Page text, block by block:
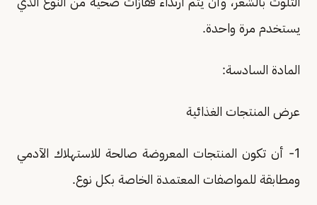
يستخدم مرة واحدة.
المادة السادسة:
عرض المنتجات الغذائية
1- أن تكون المنتجات المعروضة صالحة للاستهلاك الآدمي
ومطابقة للمواصفات المعتمدة الخاصة بكل نوع.